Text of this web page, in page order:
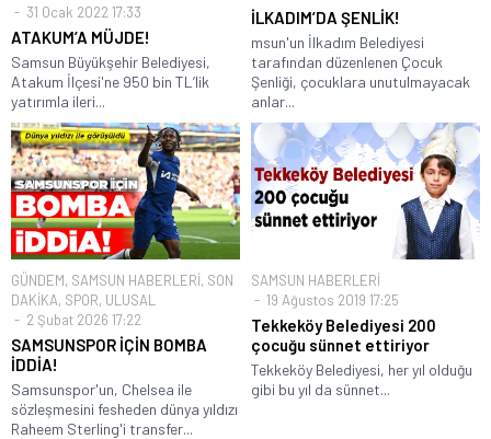
31 Ocak 2022 17:33
ATAKUM’A MÜJDE!
Samsun Büyükşehir Belediyesi,
Atakum İlçesi'ne 950 bin TL’lik
yatırımla ileri...
İLKADIM’DA ŞENLİK!
msun'un İlkadım Belediyesi
tarafından düzenlenen Çocuk
Şenliği, çocuklara unutulmayacak
anlar...
GÜNDEM, SAMSUN HABERLERİ, SON
DAKİKA, SPOR, ULUSAL
2 Şubat 2026 17:22
SAMSUNSPOR İÇİN BOMBA
İDDİA!
Samsunspor'un, Chelsea ile
sözleşmesini fesheden dünya yıldızı
Raheem Sterling'i transfer...
SAMSUN HABERLERİ
19 Ağustos 2019 17:25
Tekkeköy Belediyesi 200
çocuğu sünnet ettiriyor
Tekkeköy Belediyesi, her yıl olduğu
gibi bu yıl da sünnet...